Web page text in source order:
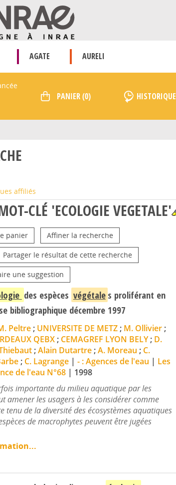
AGATE AURELI
HISTORIQUE
affiliés
CLÉ 'ECOLOGIE VEGETALE'
panier Affiner la recherche
Partager le résultat de cette recherche
une suggestion
des espèces végétale s proliférant en
bibliographique décembre 1997
Peltre; UNIVERSITE DE METZ; M. Ollivier;
QEBX; CEMAGREF LYON BELY; D.
;Alain Dutartre;A. Moreau ; C.
; C. Lagrange | - : Agences de l'eau | Les
de l'eau N°68| 1998
importante du milieu aquatique par les
amener les usagers à les considérer comme
tenu de la diversité des écosystèmes aquatiques
de macrophytes peuvent être jugées